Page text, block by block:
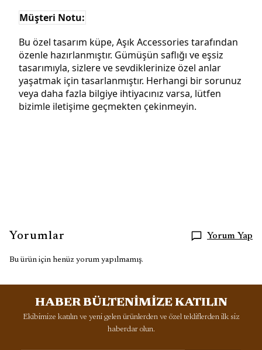
Müşteri Notu:
Bu özel tasarım küpe, Aşık Accessories tarafından
özenle hazırlanmıştır. Gümüşün saflığı ve eşsiz
tasarımıyla, sizlere ve sevdiklerinize özel anlar
yaşatmak için tasarlanmıştır. Herhangi bir sorunuz
veya daha fazla bilgiye ihtiyacınız varsa, lütfen
bizimle iletişime geçmekten çekinmeyin.
Yorumlar Yorum Yap
Bu ürün için henüz yorum yapılmamış.
HABER BÜLTENİMİZE KATILIN
Ekibimize katılın ve yeni gelen ürünlerden ve özel tekliflerden ilk siz
haberdar olun.